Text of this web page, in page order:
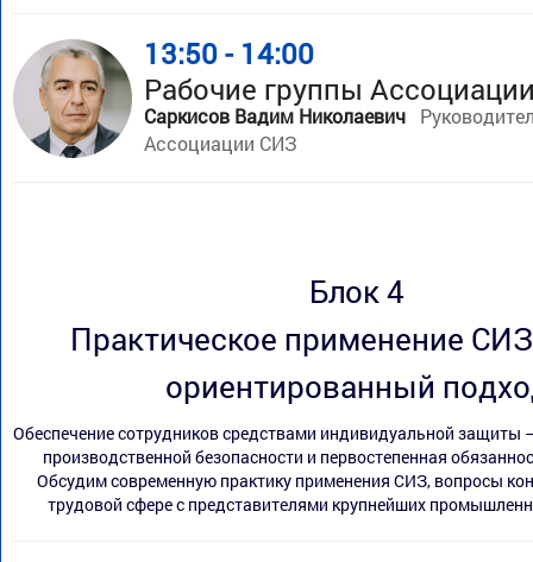
13:50 - 14:00
Рабочие группы
Саркисов Вадим Николаевич
Ассоциации СИЗ
Блок 4
Практическое применение
ориентированный
Обеспечение сотрудников средствами индивидуальной защиты
производственной безопасности и первостепенная
Обсудим современную практику применения СИЗ, вопросы
трудовой сфере с представителями крупнейших